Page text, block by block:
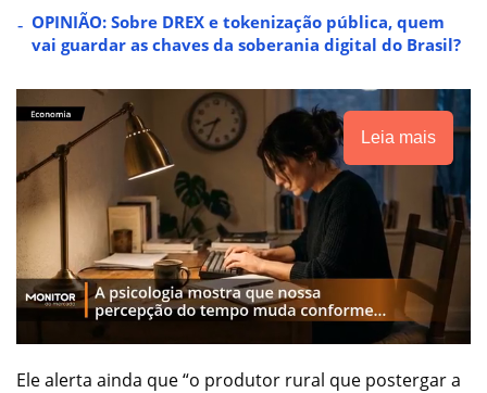
OPINIÃO: Sobre DREX e tokenização pública, quem
vai guardar as chaves da soberania digital do Brasil?
Leia mais
Ele alerta ainda que “o produtor rural que postergar a